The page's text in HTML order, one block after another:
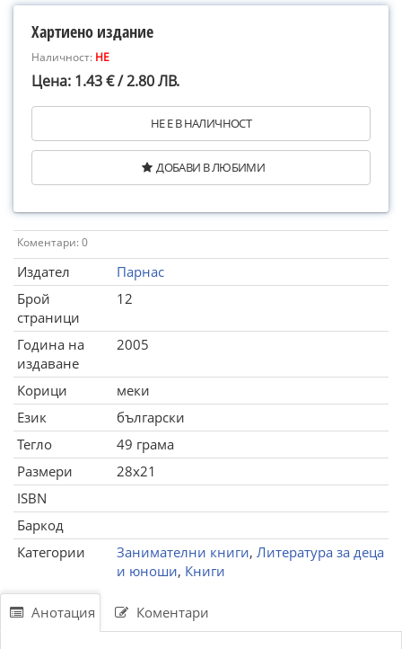
Хартиено издание
Наличност: НЕ
Цена: 1.43 € / 2.80 ЛВ.
НЕ Е В НАЛИЧНОСТ
ДОБАВИ В ЛЮБИМИ
Коментари: 0
Издател
Парнас
Брой
страници
12
Година на
издаване
2005
Корици
меки
Език
български
Тегло
49 грама
Размери
28x21
ISBN
Баркод
Категории
Занимателни книги, Литература за деца
и юноши, Книги
Анотация Коментари